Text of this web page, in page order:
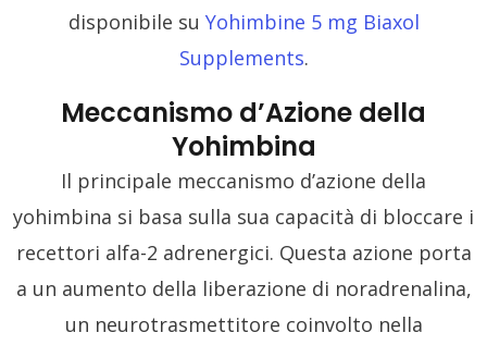
disponibile su Yohimbine 5 mg Biaxol
Supplements.
Meccanismo d’Azione della
Yohimbina
Il principale meccanismo d’azione della
yohimbina si basa sulla sua capacità di bloccare i
recettori alfa-2 adrenergici. Questa azione porta
a un aumento della liberazione di noradrenalina,
un neurotrasmettitore coinvolto nella